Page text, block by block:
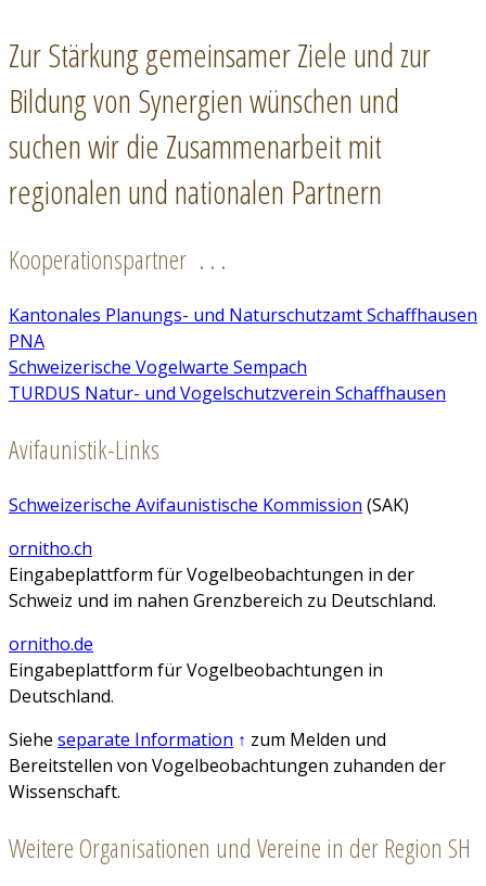
Zur Stärkung gemeinsamer Ziele und zur
Bildung von Synergien wünschen und
suchen wir die Zusammenarbeit mit
regionalen und nationalen Partnern
Kooperationspartner . . .
Kantonales Planungs- und Naturschutzamt Schaffhausen
PNA
Schweizerische Vogelwarte Sempach
TURDUS Natur- und Vogelschutzverein Schaffhausen
Avifaunistik-Links
Schweizerische Avifaunistische Kommission (SAK)
ornitho.ch
Eingabeplattform für Vogelbeobachtungen in der
Schweiz und im nahen Grenzbereich zu Deutschland.
ornitho.de
Eingabeplattform für Vogelbeobachtungen in
Deutschland.
Siehe separate Information ↑ zum Melden und
Bereitstellen von Vogelbeobachtungen zuhanden der
Wissenschaft.
Weitere Organisationen und Vereine in der Region SH